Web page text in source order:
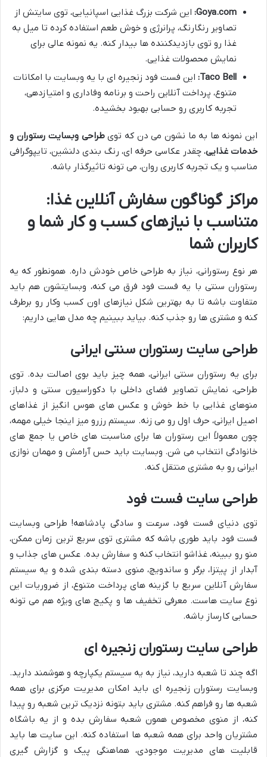
Goya.com: این شرکت بزرگ غذایی اسپانیایی، توی سایتش از
تصاویر رنگارنگ، پرانرژی و خوش طعم استفاده کرده تا میل به
غذا رو توی بازدیدکننده ها بیدار کنه. یه نمونه عالی برای
نمایش محصولات غذایی.
Taco Bell: این فست فود زنجیره ای با یه وبسایت با امکانات
متنوع، پرداخت آنلاین راحت و برنامه وفاداری و امتیازدهی،
تجربه کاربری رو حسابی بهبود بخشیده.
این نمونه ها به ما نشون می دن که تویطراحی وبسایت رستوران و
خدمات غذایی، چقدر عکاسی حرفه ای، رنگ بندی دلنشین، تایپوگرافی
مناسب و یک تجربه کاربری روان، می تونه تاثیرگذار باشه.
مراکز گوناگون سفارش آنلاین غذا:
متناسب با نیازهای کسب و کار شما و
کاربران شما
هر نوع رستورانی، نیاز به طراحی خاص خودش داره. همونطور که یه
رستوران سنتی با یه فست فود فرق می کنه، وبسایتشون هم باید
متفاوت باشه تا به بهترین شکل نیازهای اون کسب وکار رو برطرف
کنه و مشتری ها رو جذب کنه. بیاید ببینیم چه مدل هایی داریم:
طراحی سایت رستوران سنتی ایرانی
برای یه رستوران سنتی ایرانی، همه چیز باید بوی اصالت بده. توی
طراحی، نمایش تصاویر فضای داخلی با دکوراسیون سنتی و دلباز،
منوهای غذایی با خط خوش و عکس های هوس انگیز از غذاهای
اصیل ایرانی، حرف اول رو می زنه. سیستم رزرو میز اینجا خیلی مهمه،
چون معمولاً این رستوران ها برای مناسبت های خاص یا جمع های
خانوادگی انتخاب می شن. وبسایت باید حس آرامش و مهمان نوازی
ایرانی رو به مشتری منتقل کنه.
طراحی سایت فست فود
توی دنیای فست فود، سرعت و سادگی پادشاهه! طراحی وبسایت
فست فود باید طوری باشه که مشتری توی سریع ترین زمان ممکن،
منو رو ببینه، غذاشو انتخاب کنه و سفارش بده. عکس های جذاب و
آبدار از پیتزا، برگر و ساندویچ، منوی دسته بندی شده و یه سیستم
سفارش آنلاین سریع با گزینه های پرداخت متنوع، از ضروریات این
نوع سایت هاست. معرفی تخفیف ها و پکیج های ویژه هم می تونه
حسابی کارساز باشه.
طراحی سایت رستوران زنجیره ای
اگه چند تا شعبه دارید، نیاز به یه سیستم یکپارچه و هوشمند دارید.
وبسایت رستوران زنجیره ای باید امکان مدیریت مرکزی برای همه
شعبه ها رو فراهم کنه. مشتری باید بتونه نزدیک ترین شعبه رو پیدا
کنه، از منوی مخصوص همون شعبه سفارش بده و از یه باشگاه
مشتریان واحد برای همه شعبه ها استفاده کنه. این سایت ها باید
قابلیت های مدیریت موجودی، هماهنگی پیک و گزارش گیری